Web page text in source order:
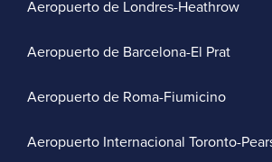
Aeropuerto de Londres-Heathrow
Aeropuerto de Barcelona-El Prat
Aeropuerto de Roma-Fiumicino
Aeropuerto Internacional Toronto-